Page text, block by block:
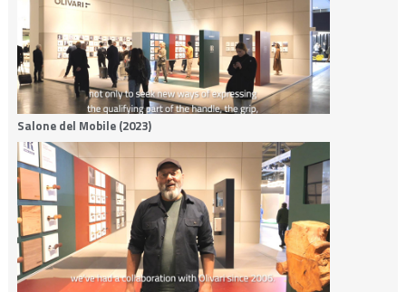
Salone del Mobile (2023)